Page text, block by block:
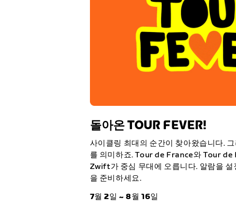
돌아온 TOUR FEVER!
사이클링 최대의 순간이 찾아왔습니다.
를 의미하죠. Tour de France와 Tour de
Zwift가 중심 무대에 오릅니다. 알람을 설
을 준비하세요.
7월 2일 ~ 8월 16일